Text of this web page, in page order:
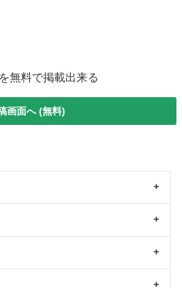
無料で掲載出来る
画面へ (無料)